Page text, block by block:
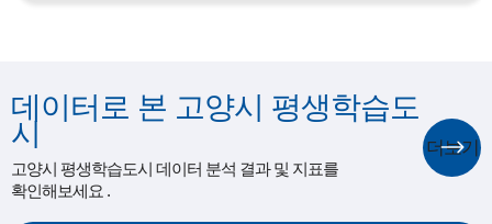
데이터로 본 고양시 평생학습도
시
고양시 평생학습도시 데이터 분석 결과 및 지표를
확인해보세요 .
더보기